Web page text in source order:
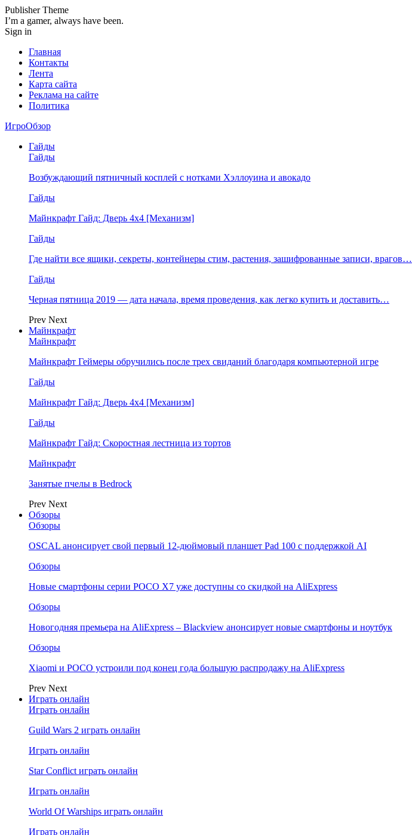
Publisher Theme
I’m a gamer, always have been.
Sign in
Главная
Контакты
Лента
Карта сайта
Реклама на сайте
Политика
ИгроОбзор
Гайды
Гайды
Возбуждающий пятничный косплей с нотками Хэллоуина и авокадо
Гайды
Майнкрафт Гайд: Дверь 4х4 [Механизм]
Гайды
Где найти все ящики, секреты, контейнеры стим, растения, зашифрованные записи, врагов…
Гайды
Черная пятница 2019 — дата начала, время проведения, как легко купить и доставить…
Prev Next
Майнкрафт
Майнкрафт
Майнкрафт Геймеры обручились после трех свиданий благодаря компьютерной игре
Гайды
Майнкрафт Гайд: Дверь 4х4 [Механизм]
Гайды
Майнкрафт Гайд: Скоростная лестница из тортов
Майнкрафт
Занятые пчелы в Bedrock
Prev Next
Обзоры
Обзоры
OSCAL анонсирует свой первый 12-дюймовый планшет Pad 100 с поддержкой AI
Обзоры
Новые смартфоны серии POCO X7 уже доступны со скидкой на AliExpress
Обзоры
Новогодняя премьера на AliExpress – Blackview анонсирует новые смартфоны и ноутбук
Обзоры
Xiaomi и POCO устроили под конец года большую распродажу на AliExpress
Prev Next
Играть онлайн
Играть онлайн
Guild Wars 2 играть онлайн
Играть онлайн
Star Conflict играть онлайн
Играть онлайн
World Of Warships играть онлайн
Играть онлайн